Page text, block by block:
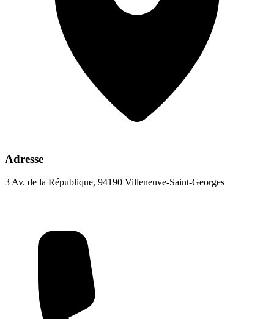
Adresse
3 Av. de la République, 94190 Villeneuve-Saint-Georges